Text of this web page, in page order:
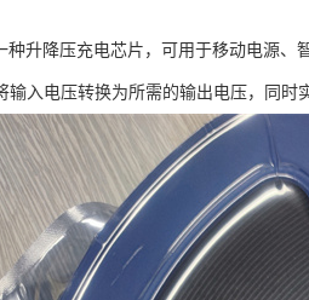
种升降压充电芯片，可用于移动电源
输入电压转换为所需的输出电压，同时